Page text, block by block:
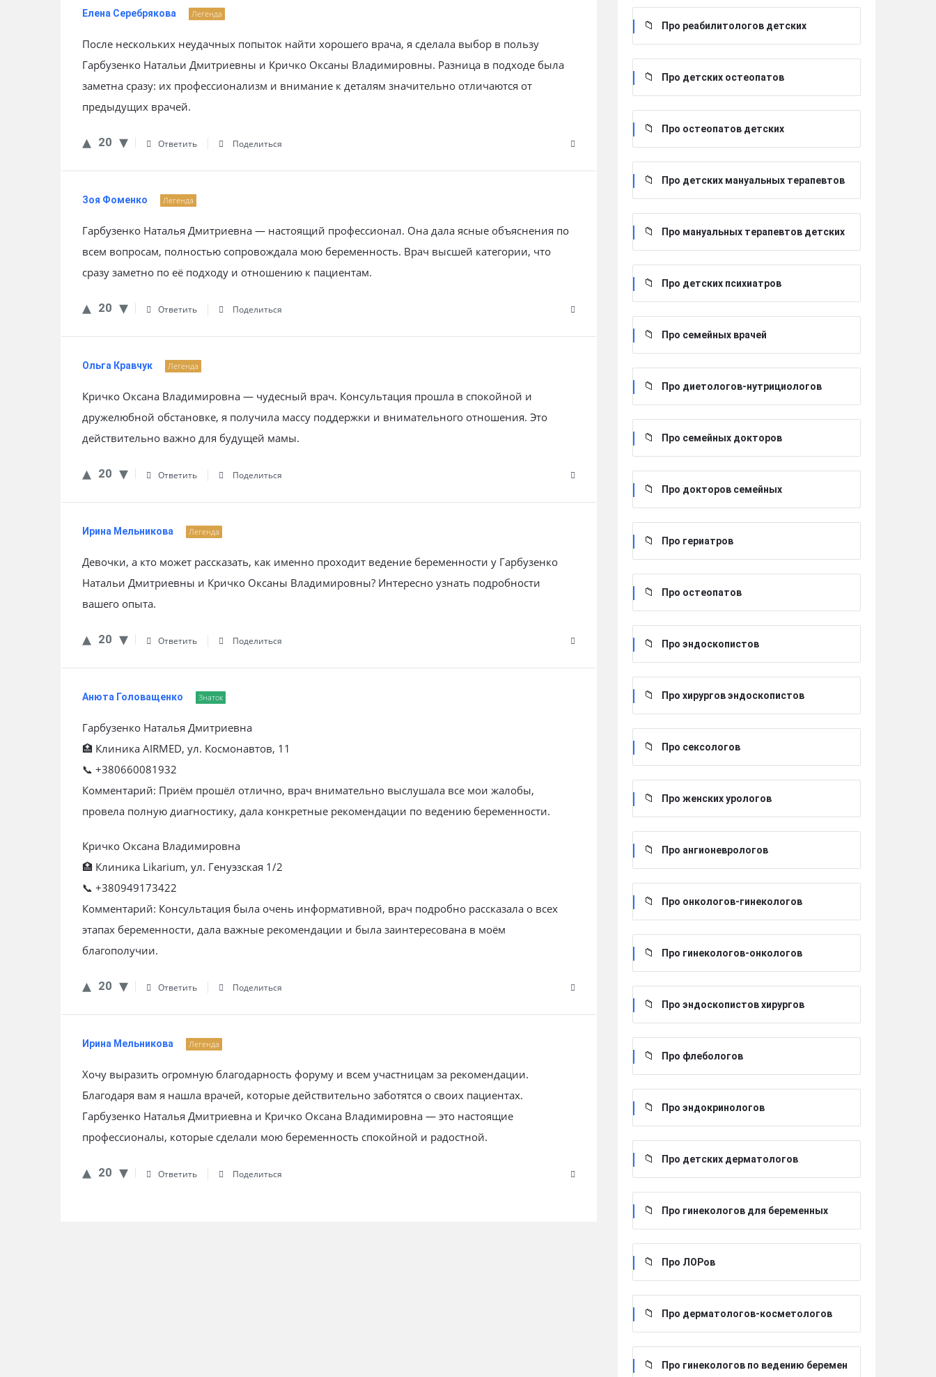
Елена Серебрякова Легенда
После нескольких неудачных попыток найти хорошего врача, я сделала выбор в пользу
Гарбузенко Натальи Дмитриевны и Кричко Оксаны Владимировны. Разница в подходе была
заметна сразу: их профессионализм и внимание к деталям значительно отличаются от
предыдущих врачей.
20 Ответить Поделиться
Зоя Фоменко Легенда
Гарбузенко Наталья Дмитриевна — настоящий профессионал. Она дала ясные объяснения по
всем вопросам, полностью сопровождала мою беременность. Врач высшей категории, что
сразу заметно по её подходу и отношению к пациентам.
20 Ответить Поделиться
Ольга Кравчук Легенда
Кричко Оксана Владимировна — чудесный врач. Консультация прошла в спокойной и
дружелюбной обстановке, я получила массу поддержки и внимательного отношения. Это
действительно важно для будущей мамы.
20 Ответить Поделиться
Ирина Мельникова Легенда
Девочки, а кто может рассказать, как именно проходит ведение беременности у Гарбузенко
Натальи Дмитриевны и Кричко Оксаны Владимировны? Интересно узнать подробности
вашего опыта.
20 Ответить Поделиться
Анюта Головащенко Знаток
Гарбузенко Наталья Дмитриевна
🏥 Клиника AIRMED, ул. Космонавтов, 11
📞 +380660081932
Комментарий: Приём прошёл отлично, врач внимательно выслушала все мои жалобы,
провела полную диагностику, дала конкретные рекомендации по ведению беременности.
Кричко Оксана Владимировна
🏥 Клиника Likarium, ул. Генуэзская 1/2
📞 +380949173422
Комментарий: Консультация была очень информативной, врач подробно рассказала о всех
этапах беременности, дала важные рекомендации и была заинтересована в моём
благополучии.
20 Ответить Поделиться
Ирина Мельникова Легенда
Хочу выразить огромную благодарность форуму и всем участницам за рекомендации.
Благодаря вам я нашла врачей, которые действительно заботятся о своих пациентах.
Гарбузенко Наталья Дмитриевна и Кричко Оксана Владимировна — это настоящие
профессионалы, которые сделали мою беременность спокойной и радостной.
20 Ответить Поделиться
Про реабилитологов детских
Про детских остеопатов
Про остеопатов детских
Про детских мануальных терапевтов
Про мануальных терапевтов детских
Про детских психиатров
Про семейных врачей
Про диетологов-нутрициологов
Про семейных докторов
Про докторов семейных
Про гериатров
Про остеопатов
Про эндоскопистов
Про хирургов эндоскопистов
Про сексологов
Про женских урологов
Про ангионеврологов
Про онкологов-гинекологов
Про гинекологов-онкологов
Про эндоскопистов хирургов
Про флебологов
Про эндокринологов
Про детских дерматологов
Про гинекологов для беременных
Про ЛОРов
Про дерматологов-косметологов
Про гинекологов по ведению беремен